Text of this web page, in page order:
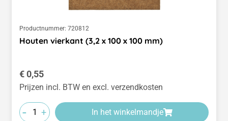
Productnummer: 720812
Houten vierkant (3,2 x 100 x 100 mm)
Normale prijs:
€ 0,55
Prijzen incl. BTW en excl. verzendkosten
- + In het winkelmandje